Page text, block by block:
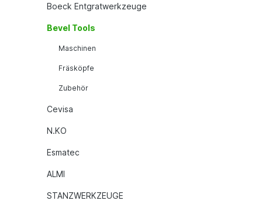
Boeck Entgratwerkzeuge
Bevel Tools
Maschinen
Fräsköpfe
Zubehör
Cevisa
N.KO
Esmatec
ALMI
STANZWERKZEUGE